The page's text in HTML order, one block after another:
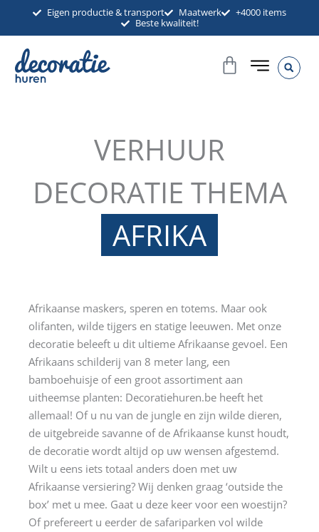
inhoud
Eigen productie & transport Maatwerk
+4000 items
Beste kwaliteit!
VERHUUR
DECORATIE THEMA
AFRIKA
Afrikaanse maskers, speren en totems. Maar ook
olifanten, wilde tijgers en statige leeuwen. Met onze
decoratie beleeft u dit ultieme Afrikaanse gevoel. Een
Afrikaans schilderij van 8 meter lang, een
bamboehuisje of een groot assortiment aan
uitheemse planten: Decoratiehuren.be heeft het
allemaal! Of u nu van de jungle en zijn wilde dieren,
de uitgebreide savanne of de Afrikaanse kunst houdt,
de decoratie wordt altijd op uw wensen afgestemd.
Wilt u eens iets totaal anders doen met uw
Afrikaanse versiering? Wij denken graag ‘outside the
box’ met u mee. Gaat u deze keer voor een woestijn?
Of prefereert u eerder de safariparken vol wilde